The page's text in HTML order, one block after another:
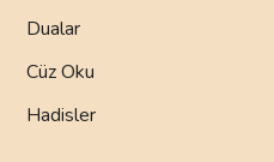
Dualar
Cüz Oku
Hadisler